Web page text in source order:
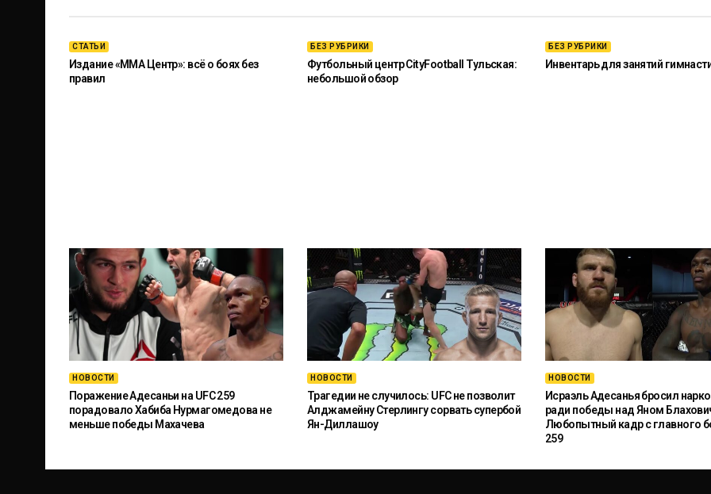
СТАТЬИ
Издание «ММА Центр»: всё о боях без
правил
БЕЗ РУБРИКИ
Футбольный центр CityFootball Тульская:
небольшой обзор
БЕЗ РУБРИКИ
Инвентарь для занятий
НОВОСТИ
Поражение Адесаньи на UFC 259
порадовало Хабиба Нурмагомедова не
меньше победы Махачева
НОВОСТИ
Трагедии не случилось: UFC не позволит
Алджамейну Стерлингу сорвать супербой
Ян-Диллашоу
НОВОСТИ
Исраэль Адесанья бросил
ради победы над Яном
Любопытный кадр с главного
259